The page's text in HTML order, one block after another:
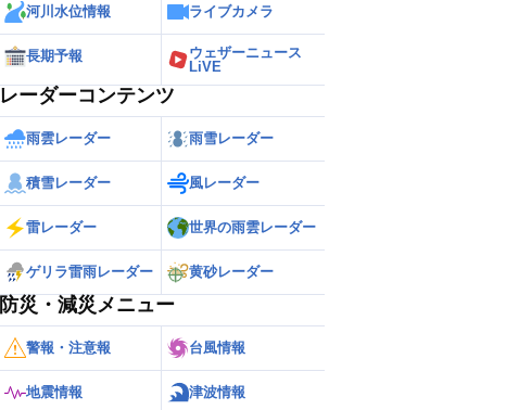
河川水位情報 ライブカメラ
長期予報
ウェザーニュース
LiVE
レーダーコンテンツ
雨雲レーダー 雨雪レーダー
積雪レーダー 風レーダー
雷レーダー 世界の雨雲レーダー
ゲリラ雷雨レーダー 黄砂レーダー
防災・減災メニュー
警報・注意報 台風情報
地震情報 津波情報